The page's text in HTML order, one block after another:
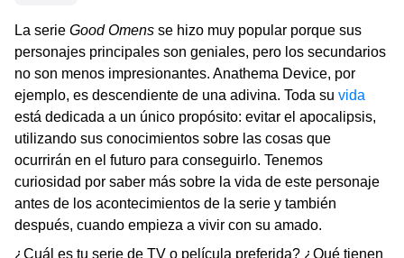
La serie Good Omens se hizo muy popular porque sus
personajes principales son geniales, pero los secundarios
no son menos impresionantes. Anathema Device, por
ejemplo, es descendiente de una adivina. Toda su vida
está dedicada a un único propósito: evitar el apocalipsis,
utilizando sus conocimientos sobre las cosas que
ocurrirán en el futuro para conseguirlo. Tenemos
curiosidad por saber más sobre la vida de este personaje
antes de los acontecimientos de la serie y también
después, cuando empieza a vivir con su amado.
¿Cuál es tu serie de TV o película preferida? ¿Qué tienen